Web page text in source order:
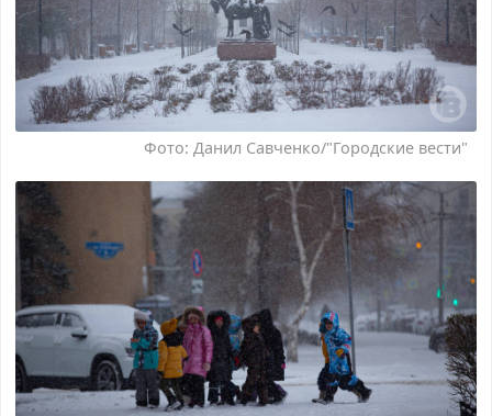
Фото: Данил Савченко/"Городские вести"